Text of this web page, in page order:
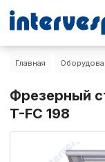
Главная
Фрезерный
T-FC 198